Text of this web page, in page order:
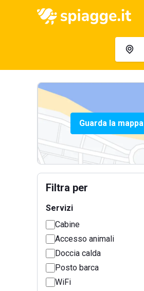
Guarda la mappa
Filtra per
Servizi
Cabine
Accesso animali
Doccia calda
Posto barca
WiFi